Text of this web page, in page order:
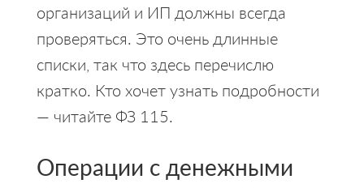
организаций и ИП должны всегда
проверяться. Это очень длинные
списки, так что здесь перечислю
кратко. Кто хочет узнать подробности
— читайте ФЗ 115.
Операции с денежными